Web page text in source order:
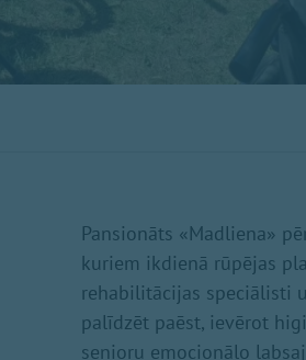
Pansionāts «Madliena»
kuriem ikdienā rūpējas
rehabilitācijas speciālisti
palīdzēt paēst, ievērot
senioru emocionālo